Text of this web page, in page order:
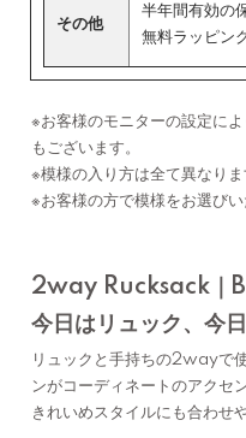
その他
半年間有効の
無料ラッピン
※お客様のモニターの設定に
もございます。
※模様の入り方は全て異なりま
※お客様の方で模様をお選びい
2way Rucksack｜
今日はリュック、今日
リュックと手持ちの2wayで
ンがコーディネートのアクセ
きれいめスタイルにも合わせ